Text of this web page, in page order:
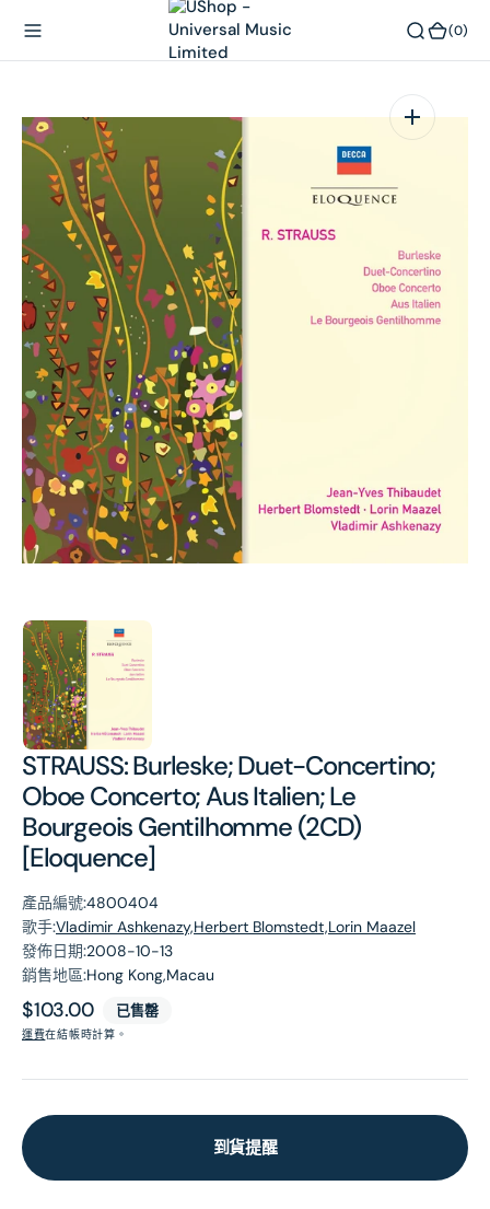
(0)
STRAUSS: Burleske; Duet-Concertino;
Oboe Concerto; Aus Italien; Le
Bourgeois Gentilhomme (2CD)
[Eloquence]
產品編號:4800404
歌手:Vladimir Ashkenazy,Herbert Blomstedt,Lorin Maazel
發佈日期:2008-10-13
銷售地區:Hong Kong,Macau
原
價
$103.00 已售罄
運費在結帳時計算。
到貨提醒
第
張